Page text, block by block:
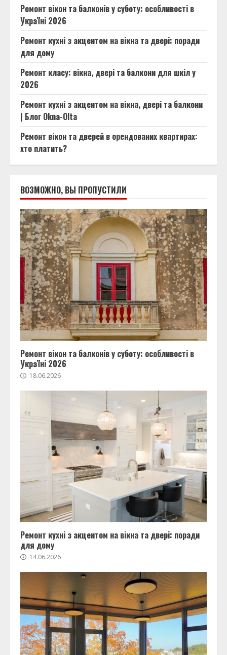
Ремонт вікон та балконів у суботу: особливості в
Україні 2026
Ремонт кухні з акцентом на вікна та двері: поради
для дому
Ремонт класу: вікна, двері та балкони для шкіл у
2026
Ремонт кухні з акцентом на вікна, двері та балкони
| Блог Okna-Olta
Ремонт вікон та дверей в орендованих квартирах:
хто платить?
ВОЗМОЖНО, ВЫ ПРОПУСТИЛИ
Ремонт вікон та балконів у суботу: особливості в
Україні 2026
18.06.2026
Ремонт кухні з акцентом на вікна та двері: поради
для дому
14.06.2026